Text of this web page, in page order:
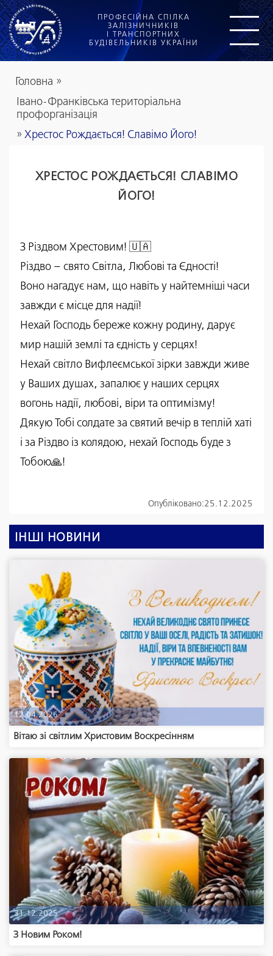
ПРОФЕСІЙНА СПІЛКА
ЗАЛІЗНИЧНИКІВ
І ТРАНСПОРТНИХ
БУДІВЕЛЬНИКІВ УКРАЇНИ
Головна »
Івано-Франківська територіальна
профорганізація
» Хрестос Рождається! Славімо Його!
ХРЕСТОС РОЖДАЄТЬСЯ! СЛАВІМО
ЙОГО!
З Різдвом Хрестовим! 🇺🇦
Різдво – свято Світла, Любові та Єдності!
Воно нагадує нам, що навіть у найтемніші часи
завжди є місце для надії!
Нехай Господь береже кожну родину, дарує
мир нашій землі та єдність у серцях!
Нехай світло Вифлеємської зірки завжди живе
у Ваших душах, запалює у наших серцях
вогонь надії, любові, віри та оптимізму!
Дякую Тобі солдате за святий вечір в теплій хаті
і за Різдво із колядою, нехай Господь буде з
Тобою🙏!
Опубліковано:25.12.2025
ІНШІ НОВИНИ
12.04.2026
Вітаю зі світлим Христовим Воскресінням
31.12.2025
З Новим Роком!